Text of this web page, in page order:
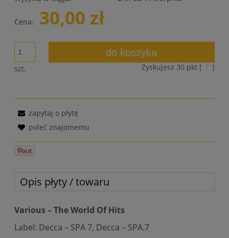
Cena: 30,00 zł
szt.
do koszyka
Zyskujesz 30 pkt [ ? ]
zapytaj o płytę
poleć znajomemu
Opis płyty / towaru
Various – The World Of Hits
Label: Decca – SPA 7, Decca – SPA.7